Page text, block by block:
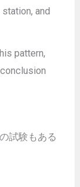
and
pattern,
試験もある